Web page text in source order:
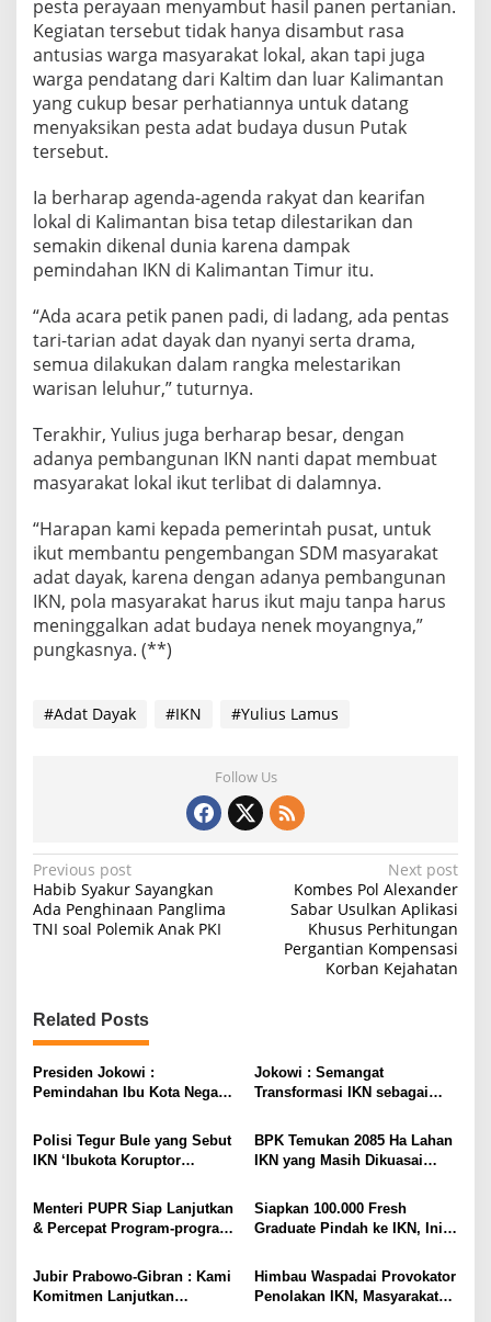
pesta perayaan menyambut hasil panen pertanian.
Kegiatan tersebut tidak hanya disambut rasa
antusias warga masyarakat lokal, akan tapi juga
warga pendatang dari Kaltim dan luar Kalimantan
yang cukup besar perhatiannya untuk datang
menyaksikan pesta adat budaya dusun Putak
tersebut.
Ia berharap agenda-agenda rakyat dan kearifan
lokal di Kalimantan bisa tetap dilestarikan dan
semakin dikenal dunia karena dampak
pemindahan IKN di Kalimantan Timur itu.
“Ada acara petik panen padi, di ladang, ada pentas
tari-tarian adat dayak dan nyanyi serta drama,
semua dilakukan dalam rangka melestarikan
warisan leluhur,” tuturnya.
Terakhir, Yulius juga berharap besar, dengan
adanya pembangunan IKN nanti dapat membuat
masyarakat lokal ikut terlibat di dalamnya.
“Harapan kami kepada pemerintah pusat, untuk
ikut membantu pengembangan SDM masyarakat
adat dayak, karena dengan adanya pembangunan
IKN, pola masyarakat harus ikut maju tanpa harus
meninggalkan adat budaya nenek moyangnya,”
pungkasnya. (**)
#Adat Dayak #IKN #Yulius Lamus
Follow Us
P
o
s
a
v
i
a
i
o
n
Previous post
Habib Syakur Sayangkan
Ada Penghinaan Panglima
TNI soal Polemik Anak PKI
Next post
Kombes Pol Alexander
Sabar Usulkan Aplikasi
Khusus Perhitungan
Pergantian Kompensasi
Korban Kejahatan
Related Posts
Presiden Jokowi :
Pemindahan Ibu Kota Negara
Jokowi : Semangat
Transformasi IKN sebagai
Padam
Polisi Tegur Bule yang Sebut
IKN ‘Ibukota Koruptor
BPK Temukan 2085 Ha Lahan
IKN yang Masih Dikuasai
Menteri PUPR Siap Lanjutkan
& Percepat Program-program
Siapkan 100.000 Fresh
Graduate Pindah ke IKN, Ini
Jubir Prabowo-Gibran : Kami
Komitmen Lanjutkan
Himbau Waspadai Provokator
Penolakan IKN, Masyarakat